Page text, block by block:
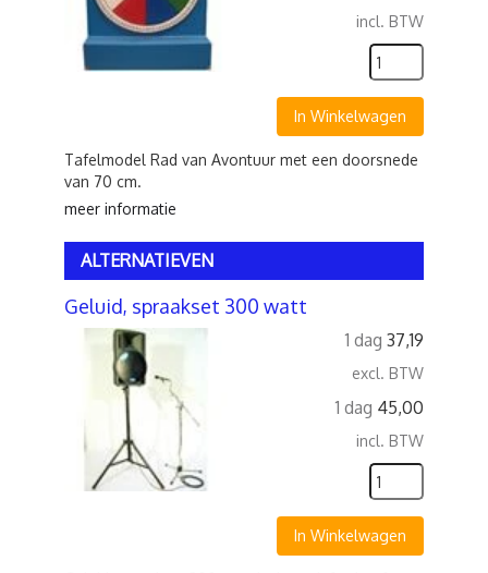
incl. BTW
In Winkelwagen
Tafelmodel Rad van Avontuur met een doorsnede
van 70 cm.
meer informatie
ALTERNATIEVEN
Geluid, spraakset 300 watt
1 dag 37,19
excl. BTW
1 dag 45,00
incl. BTW
In Winkelwagen